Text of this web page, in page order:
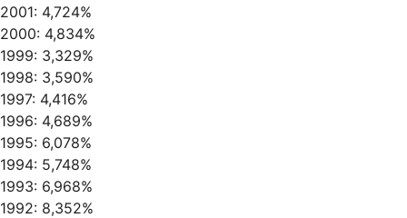
2001: 4,724%
2000: 4,834%
1999: 3,329%
1998: 3,590%
1997: 4,416%
1996: 4,689%
1995: 6,078%
1994: 5,748%
1993: 6,968%
1992: 8,352%